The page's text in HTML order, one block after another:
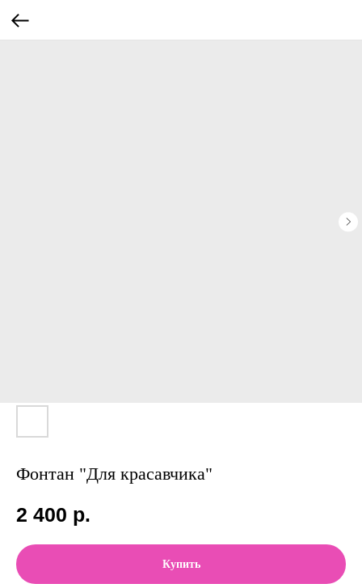
Фонтан "Для красавчика"
2 400 р.
Купить